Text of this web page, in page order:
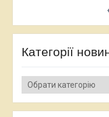
Категорії
Категорії
новин